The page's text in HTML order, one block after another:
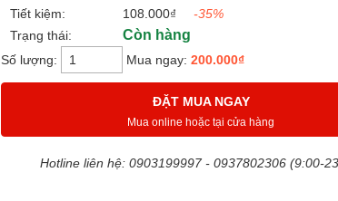
Tiết kiệm:
108.000₫
-35%
Trạng thái:
Còn hàng
Số lượng: Mua ngay: 200.000₫
ĐẶT MUA NGAY
Mua online hoặc tại cửa hàng
Hotline liên hệ: 0903199997 - 0937802306 (9:00-